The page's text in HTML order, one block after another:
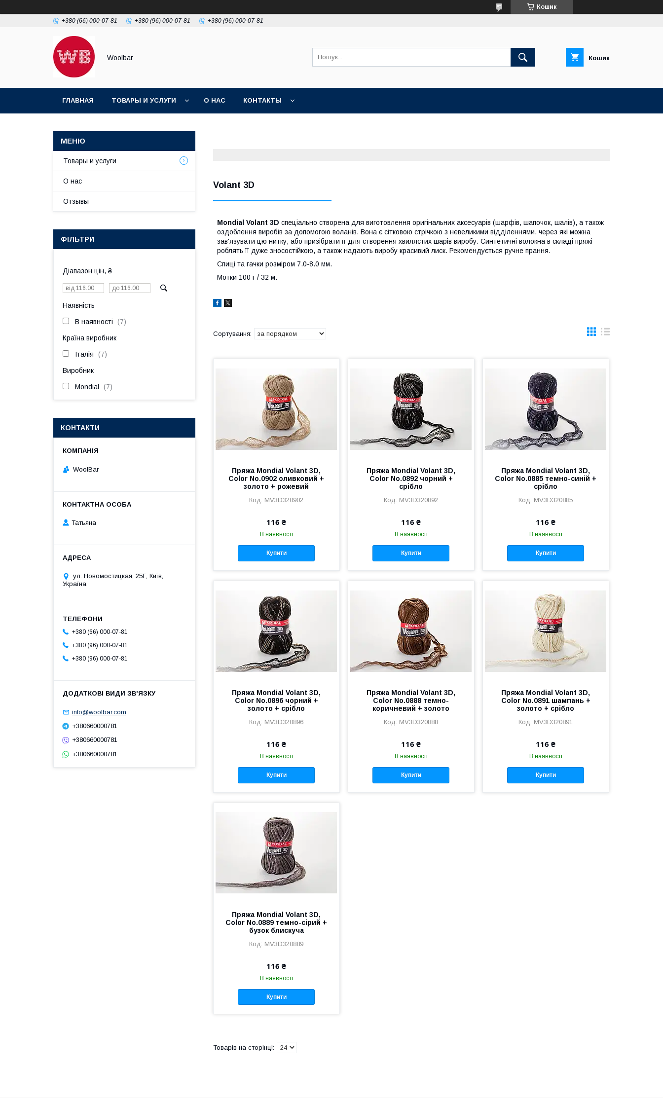
Кошик
+380 (66) 000-07-81 +380 (96) 000-07-81 +380 (96) 000-07-81
Woolbar Кошик
ГЛАВНАЯ ТОВАРЫ И УСЛУГИ О НАС КОНТАКТЫ
Volant 3D
Mondial Volant 3D спеціально створена для виготовлення оригінальних аксесуарів (шарфів, шапочок, шалів), а також
оздоблення виробів за допомогою воланів. Вона є сітковою стрічкою з невеликими відділеннями, через які можна
зав'язувати цю нитку, або призібрати її для створення хвилястих шарів виробу. Синтетичні волокна в складі пряжі
роблять її дуже зносостійкою, а також надають виробу красивий лиск. Рекомендується ручне прання.
Спиці та гачки розміром 7.0-8.0 мм.
Мотки 100 г / 32 м.
Пряжа Mondial Volant 3D,
Color No.0902 оливковий +
золото + рожевий
MV3D320902
116 ₴
В наявності
Купити
Пряжа Mondial Volant 3D,
Color No.0892 чорний +
срібло
MV3D320892
116 ₴
В наявності
Купити
Пряжа Mondial Volant 3D,
Color No.0885 темно-синій +
срібло
MV3D320885
116 ₴
В наявності
Купити
Пряжа Mondial Volant 3D,
Color No.0896 чорний +
золото + срібло
MV3D320896
116 ₴
В наявності
Купити
Пряжа Mondial Volant 3D,
Color No.0888 темно-
коричневий + золото
MV3D320888
116 ₴
В наявності
Купити
Пряжа Mondial Volant 3D,
Color No.0891 шампань +
золото + срібло
MV3D320891
116 ₴
В наявності
Купити
Пряжа Mondial Volant 3D,
Color No.0889 темно-сірий +
бузок блискуча
MV3D320889
116 ₴
В наявності
Купити
Товары и услуги
О нас
Отзывы
ФІЛЬТРИ
Діапазон цін, ₴
Наявність
В наявності 7
Країна виробник
Італія 7
Виробник
Mondial 7
КОНТАКТИ
WoolBar
Татьяна
ул. Новомостицкая, 25Г, Київ,
Україна
+380 (66) 000-07-81
+380 (96) 000-07-81
+380 (96) 000-07-81
info@woolbar.com
+380660000781
+380660000781
+380660000781